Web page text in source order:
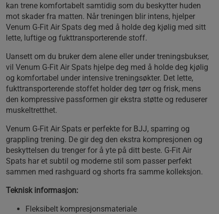
kan trene komfortabelt samtidig som du beskytter huden
mot skader fra matten. Når treningen blir intens, hjelper
Venum G-Fit Air Spats deg med å holde deg kjølig med sitt
lette, luftige og fukttransporterende stoff.
Uansett om du bruker dem alene eller under treningsbukser,
vil Venum G-Fit Air Spats hjelpe deg med å holde deg kjølig
og komfortabel under intensive treningsøkter. Det lette,
fukttransporterende stoffet holder deg tørr og frisk, mens
den kompressive passformen gir ekstra støtte og reduserer
muskeltretthet.
Venum G-Fit Air Spats er perfekte for BJJ, sparring og
grappling trening. De gir deg den ekstra kompresjonen og
beskyttelsen du trenger for å yte på ditt beste. G-Fit Air
Spats har et subtil og moderne stil som passer perfekt
sammen med rashguard og shorts fra samme kolleksjon.
Teknisk informasjon:
Fleksibelt kompresjonsmateriale